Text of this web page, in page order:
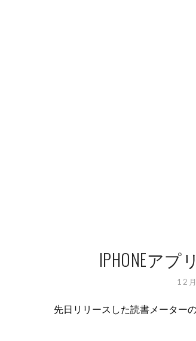
IPHONEア
12
先日リリースした読書メーター